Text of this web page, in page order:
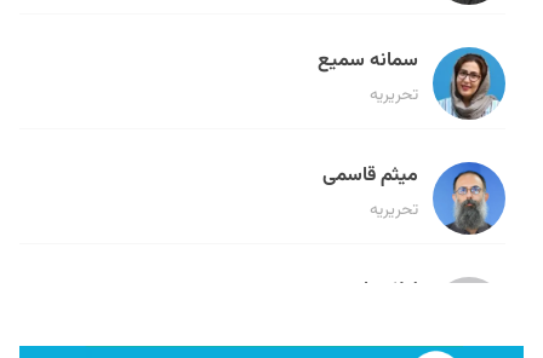
سمانه سمیع
تحریریه
میثم قاسمی
تحریریه
لیلا حنارود